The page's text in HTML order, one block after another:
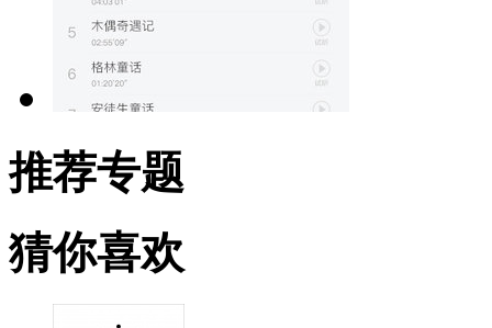
推荐专题
猜你喜欢